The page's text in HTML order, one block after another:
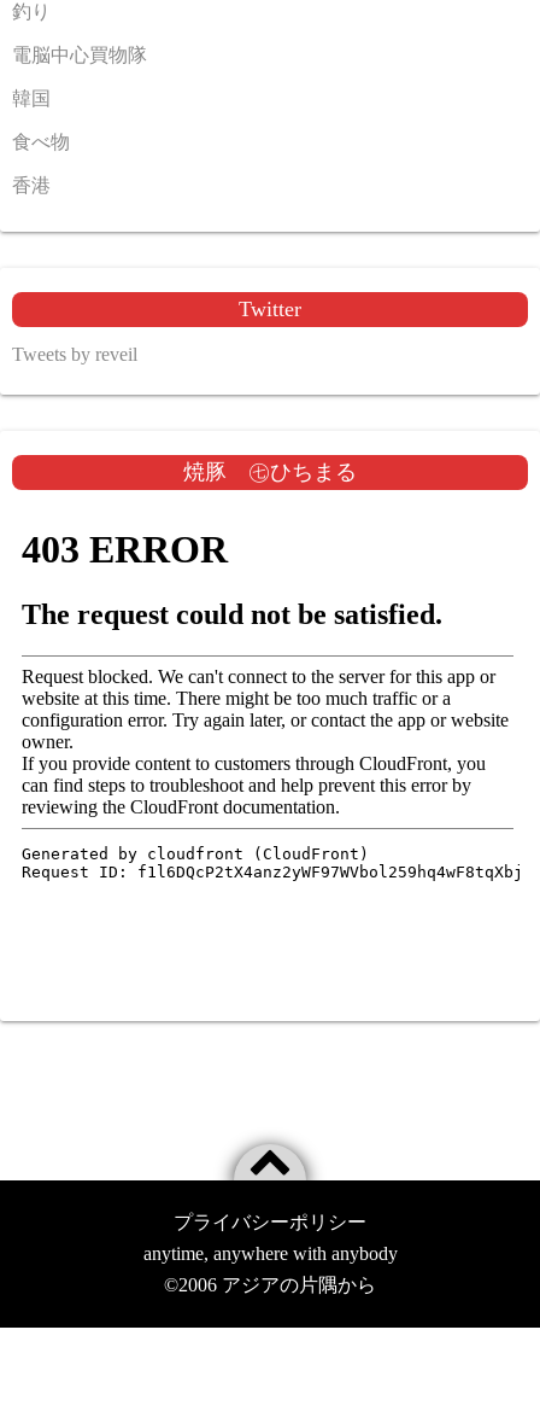
釣り
電脳中心買物隊
韓国
食べ物
香港
Twitter
Tweets by reveil
焼豚 ㊆ひちまる
プライバシーポリシー
anytime, anywhere with anybody
©2006 アジアの片隅から